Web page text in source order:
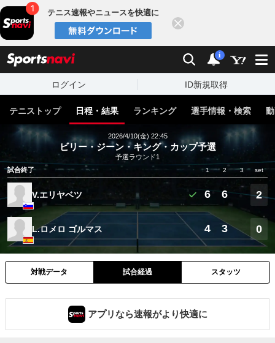
テニス速報やニュースを快適に
検索 通知
i
ログイン ID新規取得
テニストップ 日程・結果 ランキング 選手情報・検索
2026/4/10(金) 22:45
ビリー・ジーン・キング・カップ予選
予選ラウンド1
試合終了
1 2 3 set
V.エリヤベツ 6 6 2
L.ロメロ ゴルマス 4 3 0
対戦データ 試合経過 スタッツ
アプリなら速報がより快適に